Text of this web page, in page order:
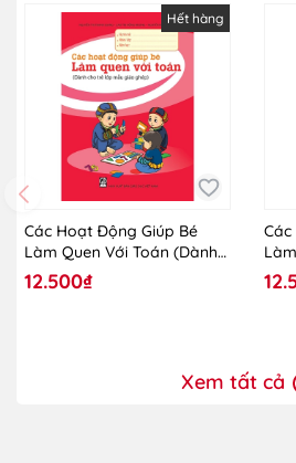
Hết hàng
Các Hoạt Động Giúp Bé
Làm Quen Với Toán (Dành
Cho Trẻ Lớp Mẫu Giáo
Ghép)
12.500₫
Xem tất cả